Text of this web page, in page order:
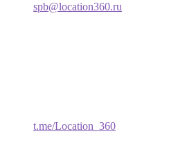
spb@location360.ru
t.me/Location_360